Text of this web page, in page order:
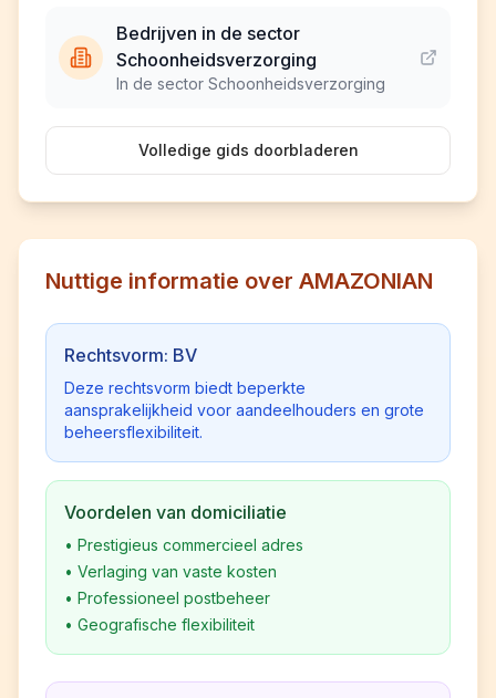
Bedrijven in de sector
Schoonheidsverzorging
In de sector Schoonheidsverzorging
Volledige gids doorbladeren
Nuttige informatie over AMAZONIAN
Rechtsvorm: BV
Deze rechtsvorm biedt beperkte
aansprakelijkheid voor aandeelhouders en grote
beheersflexibiliteit.
Voordelen van domiciliatie
• Prestigieus commercieel adres
• Verlaging van vaste kosten
• Professioneel postbeheer
• Geografische flexibiliteit